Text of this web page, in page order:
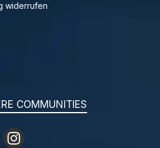
widerrufen
COMMUNITIES
Instagram